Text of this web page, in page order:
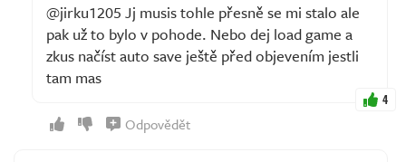
@jirku1205 Jj musis tohle přesně se mi stalo ale
pak už to bylo v pohode. Nebo dej load game a
zkus načíst auto save ještě před objevením jestli
tam mas
4
Odpovědět